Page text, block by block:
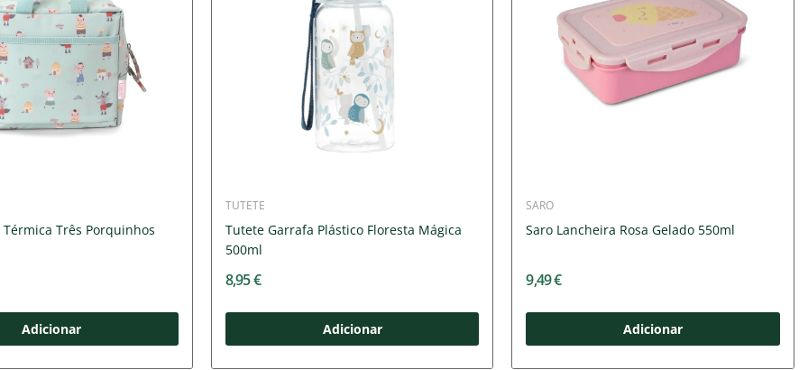
Três Porquinhos
Adicionar
TUTETE
Tutete Garrafa Plástico Floresta Mágica
500ml
8,95 €
Adicionar
SARO
Saro Lancheira Rosa Gelado 550ml
9,49 €
Adicionar